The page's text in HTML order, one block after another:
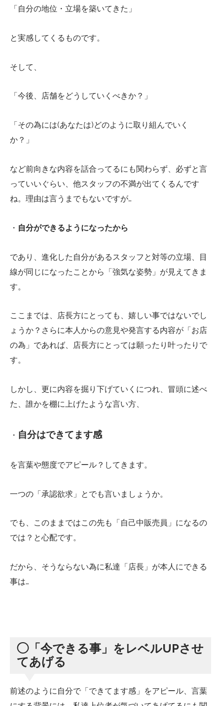
「自分の地位・立場を築いてきた」
と実感してくるものです。
そして、
「今後、店舗をどうしていくべきか？」
「その為には(あなたは)どのように取り組んでいく
か？」
など前向きな内容を話合ってるにも関わらず、必ずと言
っていいぐらい、他スタッフの不満が出てくるんです
ね。理由は言うまでもないですが…
・ 自分ができるようになったから
であり、進化した自分があるスタッフと対等の立場、目
線が同じになったことから「強気な姿勢」が見えてきま
す。
ここまでは、店長方にとっても、嬉しい事ではないでし
ょうか？さらに本人からの意見や発言する内容が「お店
の為」であれば、店長方にとっては願ったり叶ったりで
す。
しかし、更に内容を掘り下げていくにつれ、冒頭に述べ
た、誰かを棚に上げたような言い方、
・ 自分はできてます感
を言葉や態度でアピール？してきます。
一つの「承認欲求」とでも言いましょうか。
でも、このままではこの先も「自己中販売員」になるの
では？と心配です。
だから、そうならない為に私達「店長」が本人にできる
事は…
◯「今できる事」をレベルUPさせ
てあげる
前述のように自分で「できてます感」をアピール、言葉